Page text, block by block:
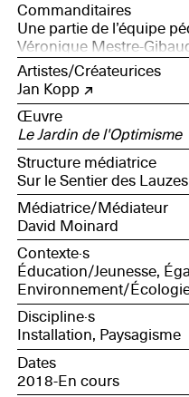
Commanditaires
Une partie de l’équipe
Véronique Mestre-
Mathieu, Pierre-
Marciliac, Lise
Xavier-Paul Droguet
Artistes/Créateurices
Jan Kopp
Œuvre
Le Jardin de l'Optimisme
Structure médiatrice
Sur le Sentier des Lauzes
Médiatrice/Médiateur
David Moinard
Contexte·s
Éducation/Jeunesse,
Environnement/
Discipline·s
Installation, Paysagisme
Dates
2018-En cours